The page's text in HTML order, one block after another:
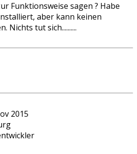
Funktionsweise sagen ? Habe
aber kann keinen
Nichts tut sich..........
2015